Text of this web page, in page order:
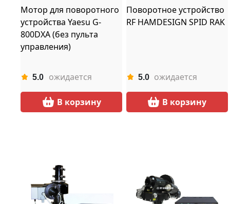
Мотор для поворотного
устройства Yaesu G-
800DXA (без пульта
управления)
5.0 ожидается
В корзину
Поворотное устройство
RF HAMDESIGN SPID RAK
5.0 ожидается
В корзину